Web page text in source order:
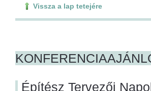
Vissza a lap tetejére
Építész Tervezői